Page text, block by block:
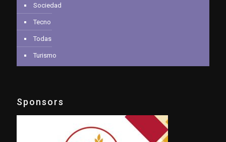
Sociedad
Tecno
Todas
Turismo
Sponsors